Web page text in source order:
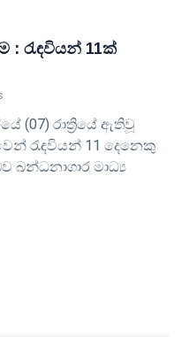
: රැඳවියන් 11ක්
(07) රාත්‍රියේ ඇතිවූ
රැඳවියන් 11 දෙනෙකු
බන්ධනාගාර මාධ්‍ය